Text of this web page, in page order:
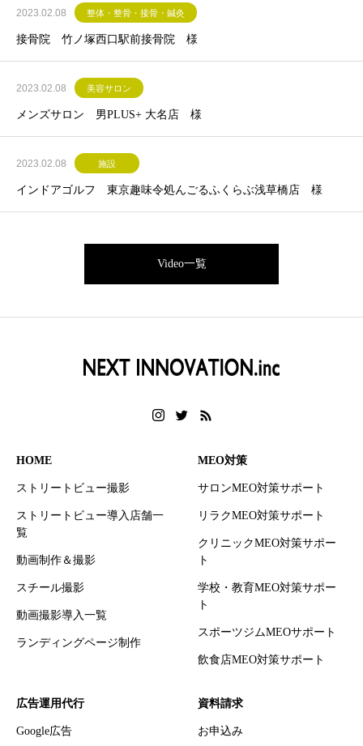
2023.02.08 整体・整骨・接骨・鍼灸
接骨院 竹ノ塚西口駅前接骨院 様
2023.02.08 美容サロン
メンズサロン 男PLUS+ 大名店 様
2023.02.08 施設
インドアゴルフ 東京趣味令処んごるふくらぶ浅草橋店 様
Video一覧
HOME
ストリートビュー撮影
ストリートビュー導入店舗一
覧
動画制作＆撮影
スチール撮影
動画撮影導入一覧
ランディングページ制作
MEO対策
サロンMEO対策サポート
リラクMEO対策サポート
クリニックMEO対策サポー
ト
学校・教育MEO対策サポー
ト
スポーツジムMEOサポート
飲食店MEO対策サポート
広告運用代行
Google広告
資料請求
お申込み